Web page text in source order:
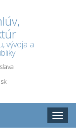
vývoja a
Toggle